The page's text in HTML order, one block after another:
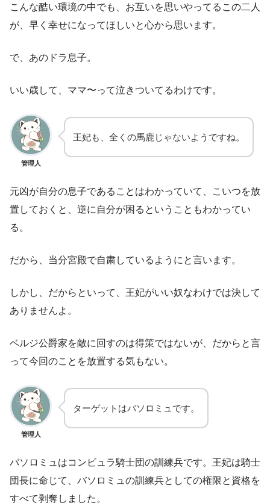
こんな酷い環境の中でも、お互いを思いやってるこの二人
が、早く幸せになってほしいと心から思います。
で、あのドラ息子。
いい歳して、ママ〜って泣きついてるわけです。
管理人
王妃も、全くの馬鹿じゃないようですね。
元凶が自分の息子であることはわかっていて、こいつを放
置しておくと、逆に自分が困るということもわかってい
る。
だから、当分宮殿で自粛しているようにと言います。
しかし、だからといって、王妃がいい奴なわけでは決して
ありませんよ。
ベルジ公爵家を敵に回すのは得策ではないが、だからと言
って今回のことを放置する気もない。
管理人
ターゲットはバソロミュです。
バソロミュはコンビュラ騎士団の訓練兵です。王妃は騎士
団長に命じて、バソロミュの訓練兵としての権限と資格を
すべて剥奪しました。